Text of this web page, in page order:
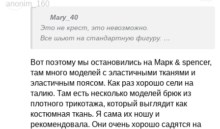
Mary_40
Это не крест, это невозможно.
Все шьют на стандартную фигуру.
Для меня стало открытием, что кто то
джинсы без пояса может носить, никогда в
жизни такого не было.
Вот поэтому мы остановились на Марк & spencer,
там много моделей с эластичными тканями и
эластичным поясом. Как раз хорошо сели на
талию. Там есть несколько моделей брюк из
плотного трикотажа, который выглядит как
костюмная ткань. Я сама их ношу и
рекомендовала. Они очень хорошо садятся на